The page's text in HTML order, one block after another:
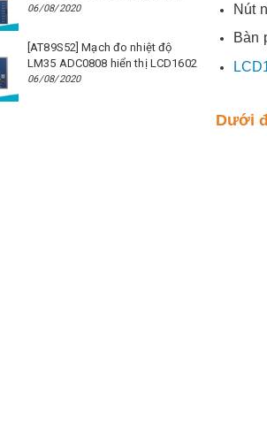
Nút
Bàn
Dưới
06/08/2020
[AT89S52] Mạch đo nhiệt độ
LM35 ADC0808 hiển thị LCD1602
06/08/2020